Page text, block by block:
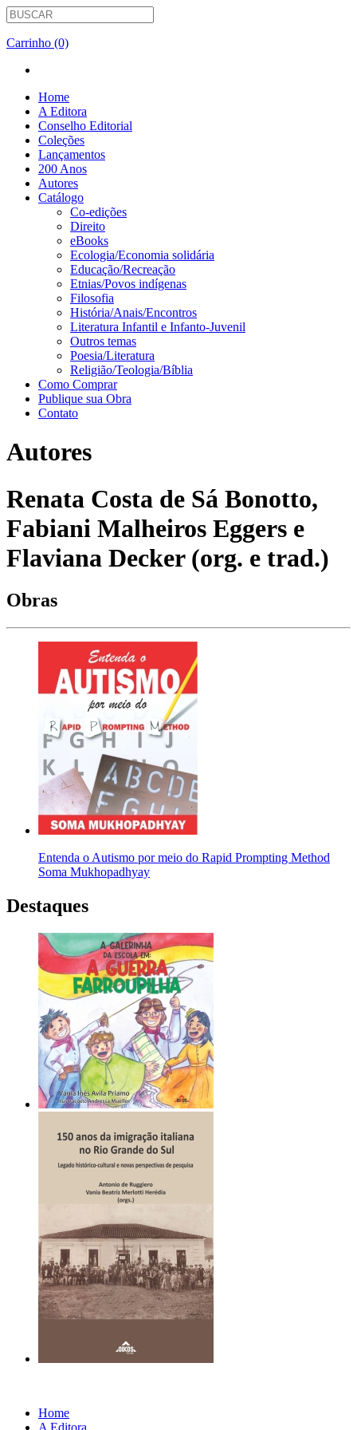
Carrinho (0)
Home
A Editora
Conselho Editorial
Coleções
Lançamentos
200 Anos
Autores
Catálogo
Co-edições
Direito
eBooks
Ecologia/Economia solidária
Educação/Recreação
Etnias/Povos indígenas
Filosofia
História/Anais/Encontros
Literatura Infantil e Infanto-Juvenil
Outros temas
Poesia/Literatura
Religião/Teologia/Bíblia
Como Comprar
Publique sua Obra
Contato
Autores
Renata Costa de Sá Bonotto,
Fabiani Malheiros Eggers e
Flaviana Decker (org. e trad.)
Obras
Entenda o Autismo por meio do Rapid Prompting Method
Soma Mukhopadhyay
Destaques
Home
A Editora